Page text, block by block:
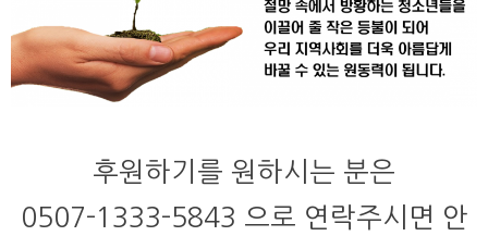
후원하기를 원하시는 분은
0507-1333-5843 으로 연락주시면 안